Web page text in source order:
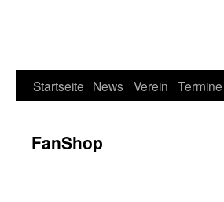
Startseite News Verein Termine
FanShop